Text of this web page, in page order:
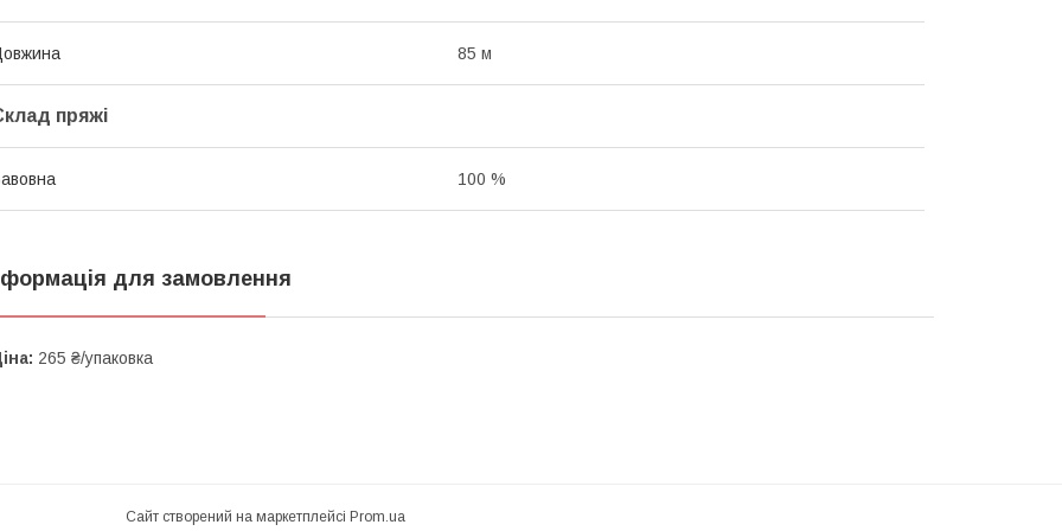
85 м
пряжі
100 %
для замовлення
265 ₴/упаковка
Сайт створений на маркетплейсі Prom.ua